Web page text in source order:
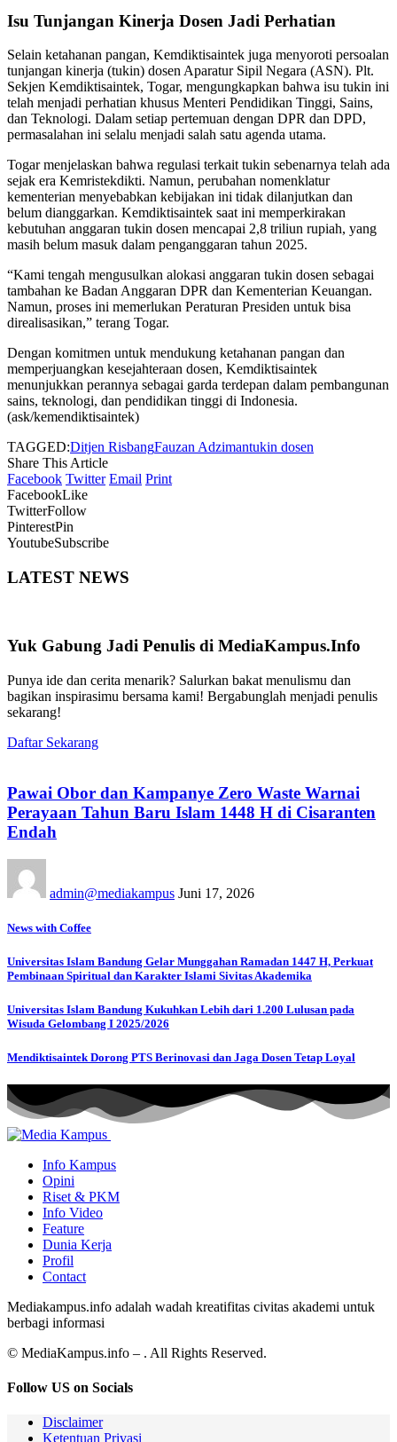
Isu Tunjangan Kinerja Dosen Jadi Perhatian
Selain ketahanan pangan, Kemdiktisaintek juga menyoroti persoalan
tunjangan kinerja (tukin) dosen Aparatur Sipil Negara (ASN). Plt.
Sekjen Kemdiktisaintek, Togar, mengungkapkan bahwa isu tukin ini
telah menjadi perhatian khusus Menteri Pendidikan Tinggi, Sains,
dan Teknologi. Dalam setiap pertemuan dengan DPR dan DPD,
permasalahan ini selalu menjadi salah satu agenda utama.
Togar menjelaskan bahwa regulasi terkait tukin sebenarnya telah ada
sejak era Kemristekdikti. Namun, perubahan nomenklatur
kementerian menyebabkan kebijakan ini tidak dilanjutkan dan
belum dianggarkan. Kemdiktisaintek saat ini memperkirakan
kebutuhan anggaran tukin dosen mencapai 2,8 triliun rupiah, yang
masih belum masuk dalam penganggaran tahun 2025.
“Kami tengah mengusulkan alokasi anggaran tukin dosen sebagai
tambahan ke Badan Anggaran DPR dan Kementerian Keuangan.
Namun, proses ini memerlukan Peraturan Presiden untuk bisa
direalisasikan,” terang Togar.
Dengan komitmen untuk mendukung ketahanan pangan dan
memperjuangkan kesejahteraan dosen, Kemdiktisaintek
menunjukkan perannya sebagai garda terdepan dalam pembangunan
sains, teknologi, dan pendidikan tinggi di Indonesia.
(ask/kemendiktisaintek)
TAGGED:Ditjen RisbangFauzan Adzimantukin dosen
Share This Article
Facebook Twitter Email Print
FacebookLike
TwitterFollow
PinterestPin
YoutubeSubscribe
LATEST NEWS
Yuk Gabung Jadi Penulis di MediaKampus.Info
Punya ide dan cerita menarik? Salurkan bakat menulismu dan
bagikan inspirasimu bersama kami! Bergabunglah menjadi penulis
sekarang!
Daftar Sekarang
Pawai Obor dan Kampanye Zero Waste Warnai
Perayaan Tahun Baru Islam 1448 H di Cisaranten
Endah
admin@mediakampus Juni 17, 2026
News with Coffee
Universitas Islam Bandung Gelar Munggahan Ramadan 1447 H, Perkuat
Pembinaan Spiritual dan Karakter Islami Sivitas Akademika
Universitas Islam Bandung Kukuhkan Lebih dari 1.200 Lulusan pada
Wisuda Gelombang I 2025/2026
Mendiktisaintek Dorong PTS Berinovasi dan Jaga Dosen Tetap Loyal
Info Kampus
Opini
Riset & PKM
Info Video
Feature
Dunia Kerja
Profil
Contact
Mediakampus.info adalah wadah kreatifitas civitas akademi untuk
berbagi informasi
© MediaKampus.info – . All Rights Reserved.
Follow US on Socials
Disclaimer
Ketentuan Privasi